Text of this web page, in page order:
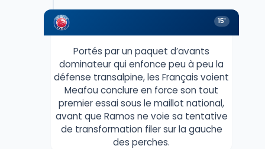
15'
Portés par un paquet d’avants
dominateur qui enfonce peu à peu la
défense transalpine, les Français voient
Meafou conclure en force son tout
premier essai sous le maillot national,
avant que Ramos ne voie sa tentative
de transformation filer sur la gauche
des perches.